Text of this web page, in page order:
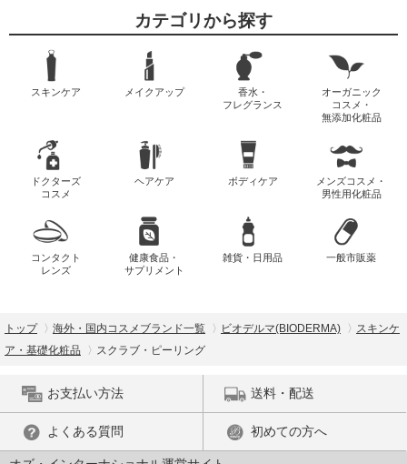
カテゴリから探す
スキンケア メイクアップ
香水・
フレグランス
オーガニック
コスメ・
無添加化粧品
ドクターズ
コスメ
ヘアケア ボディケア
メンズコスメ・
男性用化粧品
コンタクト
レンズ
健康食品・
サプリメント
雑貨・日用品 一般市販薬
トップ 海外・国内コスメブランド一覧 ビオデルマ(BIODERMA)
スキンケ
ア・基礎化粧品
スクラブ・ピーリング
お支払い方法 送料・配送
よくある質問 初めての方へ